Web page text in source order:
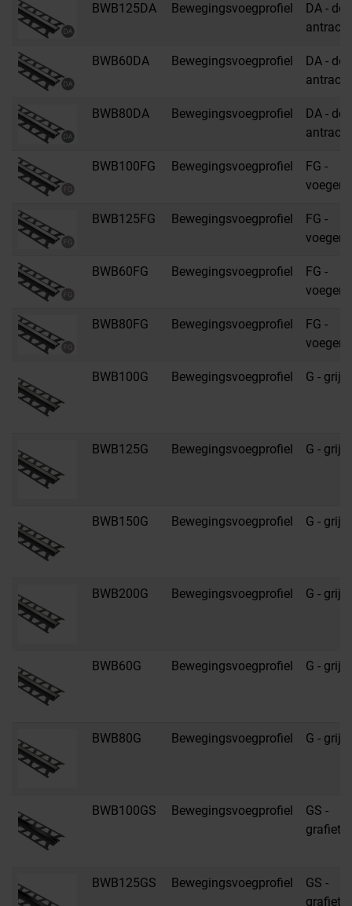
BWB125DA Bewegingsvoegprofiel
DA -
BWB60DA Bewegingsvoegprofiel
DA -
BWB80DA Bewegingsvoegprofiel
DA -
BWB100FG Bewegingsvoegprofiel
FG -
BWB125FG Bewegingsvoegprofiel
FG -
BWB60FG Bewegingsvoegprofiel
FG -
BWB80FG Bewegingsvoegprofiel
FG -
BWB100G Bewegingsvoegprofiel G - grijs
BWB125G Bewegingsvoegprofiel G - grijs
BWB150G Bewegingsvoegprofiel G - grijs
BWB200G Bewegingsvoegprofiel G - grijs
BWB60G Bewegingsvoegprofiel G - grijs
BWB80G Bewegingsvoegprofiel G - grijs
BWB100GS Bewegingsvoegprofiel
GS -
BWB125GS Bewegingsvoegprofiel
GS -